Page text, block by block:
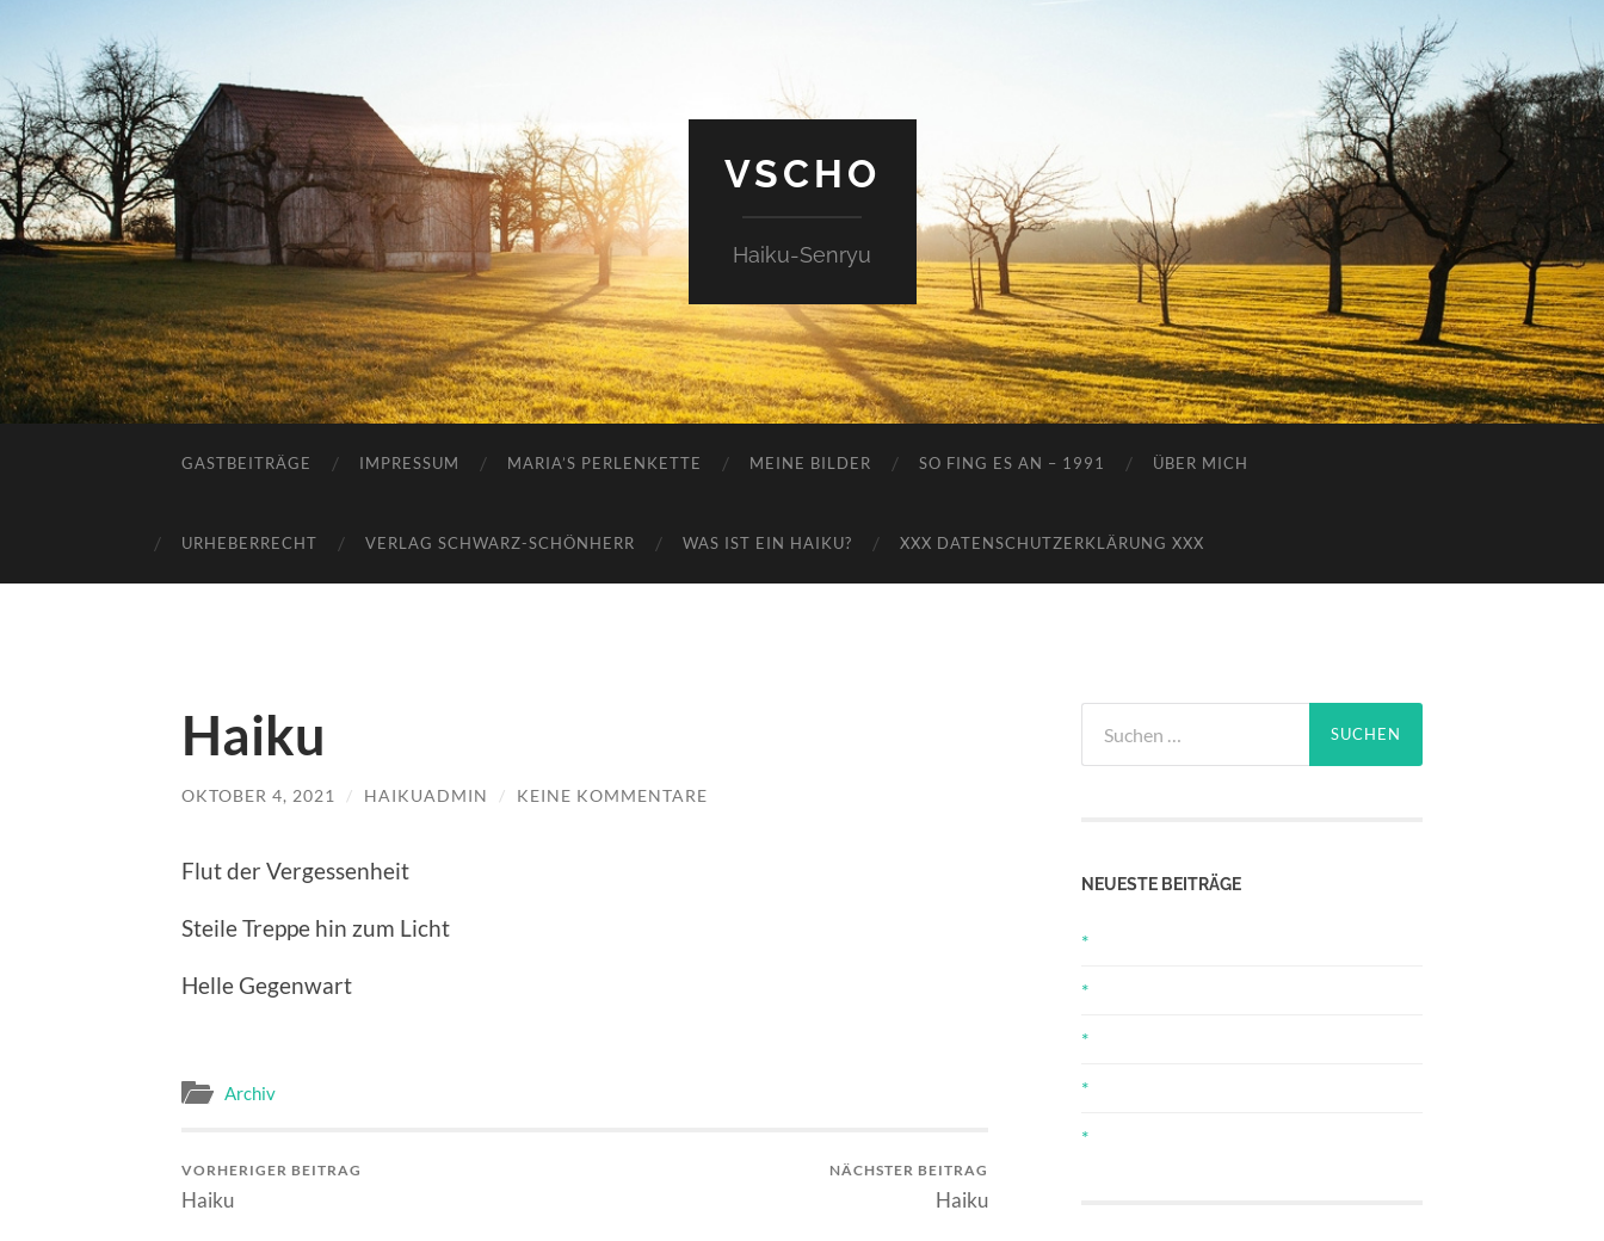
VSCHO
Haiku-Senryu
GASTBEITRÄGE IMPRESSUM MARIA’S PERLENKETTE MEINE BILDER SO FING ES AN – 1991 ÜBER MICH
URHEBERRECHT VERLAG SCHWARZ-SCHÖNHERR WAS IST EIN HAIKU? XXX DATENSCHUTZERKLÄRUNG XXX
Haiku
OKTOBER 4, 2021 / HAIKUADMIN / KEINE KOMMENTARE
Flut der Vergessenheit
Steile Treppe hin zum Licht
Helle Gegenwart
Archiv
VORHERIGER BEITRAG
Haiku
NÄCHSTER BEITRAG
Haiku
nach:
NEUESTE BEITRÄGE
*
*
*
*
*